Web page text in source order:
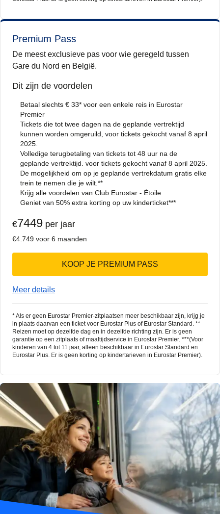
Premium Pass
De meest exclusieve pas voor wie geregeld tussen
Gare du Nord en België.
Dit zijn de voordelen
Betaal slechts € 33* voor een enkele reis in Eurostar
Premier
Tickets die tot twee dagen na de geplande vertrektijd
kunnen worden omgeruild, voor tickets gekocht vanaf 8 april
2025.
Volledige terugbetaling van tickets tot 48 uur na de
geplande vertrektijd. voor tickets gekocht vanaf 8 april 2025.
De mogelijkheid om op je geplande vertrekdatum gratis elke
trein te nemen die je wilt.**
Krijg alle voordelen van Club Eurostar - Étoile
Geniet van 50% extra korting op uw kinderticket***
€7449 per jaar
€4.749 voor 6 maanden
KOOP JE PREMIUM PASS
Meer details
* Als er geen Eurostar Premier-zitplaatsen meer beschikbaar zijn, krijg je
in plaats daarvan een ticket voor Eurostar Plus of Eurostar Standard. **
Reizen moet op dezelfde dag en in dezelfde richting zijn. Er is geen
garantie op een zitplaats of maaltijdservice in Eurostar Premier. ***(Voor
kinderen van 4 tot 11 jaar, alleen beschikbaar in Eurostar Standard en
Eurostar Plus. Er is geen korting op kindertarieven in Eurostar Premier).